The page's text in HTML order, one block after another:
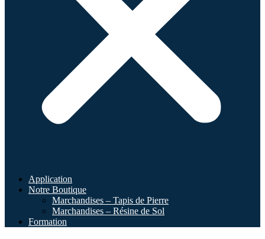
Application
Notre Boutique
Marchandises – Tapis de Pierre
Marchandises – Résine de Sol
Formation